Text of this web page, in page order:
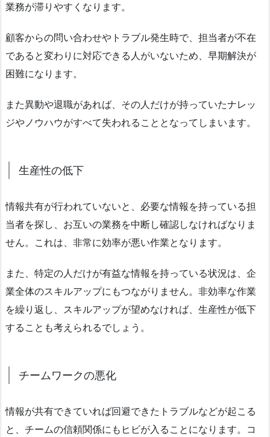
業務が滞りやすくなります。
顧客からの問い合わせやトラブル発生時で、担当者が不在
であると変わりに対応できる人がいないため、早期解決が
困難になります。
また異動や退職があれば、その人だけが持っていたナレッ
ジやノウハウがすべて失われることとなってしまいます。
生産性の低下
情報共有が行われていないと、必要な情報を持っている担
当者を探し、お互いの業務を中断し確認しなければなりま
せん。これは、非常に効率が悪い作業となります。
また、特定の人だけが有益な情報を持っている状況は、企
業全体のスキルアップにもつながりません。非効率な作業
を繰り返し、スキルアップが望めなければ、生産性が低下
することも考えられるでしょう。
チームワークの悪化
情報が共有できていれば回避できたトラブルなどが起こる
と、チームの信頼関係にもヒビが入ることになります。コ